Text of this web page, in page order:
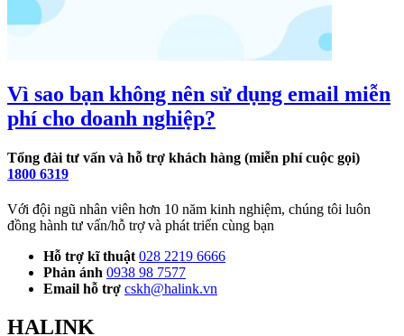
Vì sao bạn không nên sử dụng email miễn
phí cho doanh nghiệp?
Tổng đài tư vấn và hỗ trợ khách hàng (miễn phí cuộc gọi)
1800 6319
Với đội ngũ nhân viên hơn 10 năm kinh nghiệm, chúng tôi luôn
đồng hành tư vấn/hỗ trợ và phát triển cùng bạn
Hỗ trợ kĩ thuật 028 2219 6666
Phản ánh 0938 98 7577
Email hỗ trợ cskh@halink.vn
HALINK